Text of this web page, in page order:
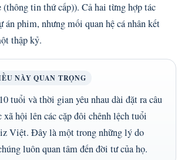
(thông tin thứ cấp)). Cả hai từng hợp tác
án phim, nhưng mối quan hệ cá nhân kết
thập kỷ.
NÀY QUAN TRỌNG
tuổi và thời gian yêu nhau dài đặt ra câu
xã hội lên các cặp đôi chênh lệch tuổi
Việt. Đây là một trong những lý do
luôn quan tâm đến đời tư của họ.